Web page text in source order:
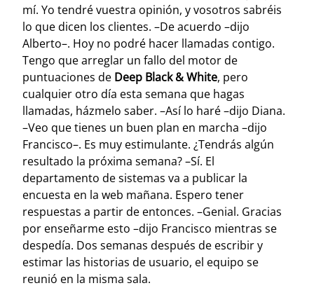
mí. Yo tendré vuestra opinión, y vosotros sabréis
lo que dicen los clientes. –De acuerdo –dijo
Alberto–. Hoy no podré hacer llamadas contigo.
Tengo que arreglar un fallo del motor de
puntuaciones de Deep Black & White, pero
cualquier otro día esta semana que hagas
llamadas, házmelo saber. –Así lo haré –dijo Diana.
–Veo que tienes un buen plan en marcha –dijo
Francisco–. Es muy estimulante. ¿Tendrás algún
resultado la próxima semana? –Sí. El
departamento de sistemas va a publicar la
encuesta en la web mañana. Espero tener
respuestas a partir de entonces. –Genial. Gracias
por enseñarme esto –dijo Francisco mientras se
despedía. Dos semanas después de escribir y
estimar las historias de usuario, el equipo se
reunió en la misma sala.